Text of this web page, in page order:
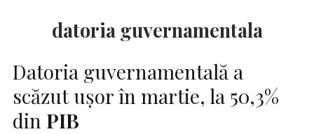
datoria guvernamentala
Datoria guvernamentală a
scăzut uşor în martie, la 50,3%
din PIB